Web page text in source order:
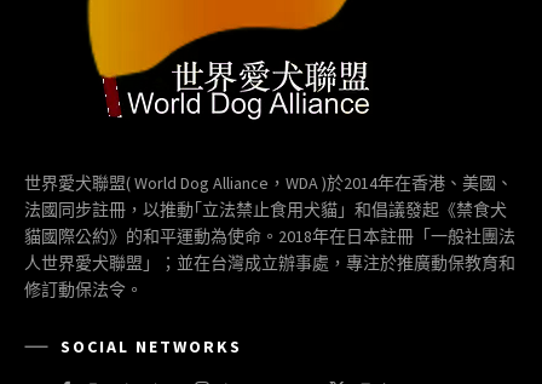
世界愛犬聯盟( World Dog Alliance，WDA )於2014年在香港、美國、
法國同步註冊，以推動｢立法禁止食用犬貓」和倡議發起《禁食犬
貓國際公約》的和平運動為使命。2018年在日本註冊「一般社團法
人世界愛犬聯盟」；並在台灣成立辦事處，專注於推廣動保教育和
修訂動保法令。
SOCIAL NETWORKS